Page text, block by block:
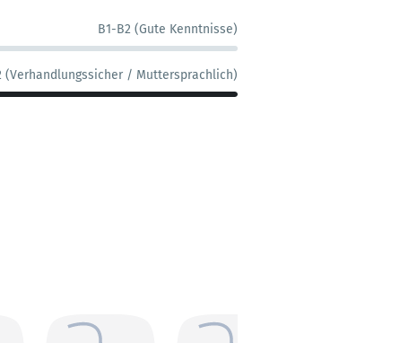
B1-B2 (Gute Kenntnisse)
(Verhandlungssicher / Muttersprachlich)